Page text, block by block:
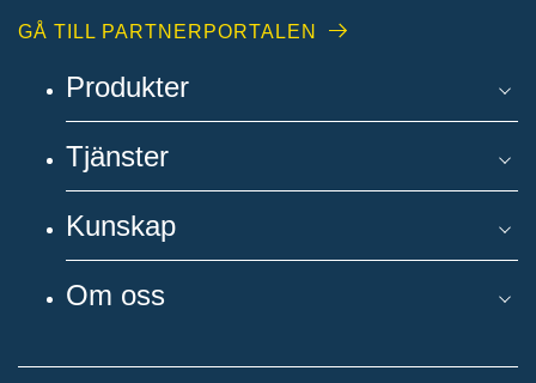
GÅ TILL PARTNERPORTALEN
Produkter
Tjänster
Kunskap
Om oss